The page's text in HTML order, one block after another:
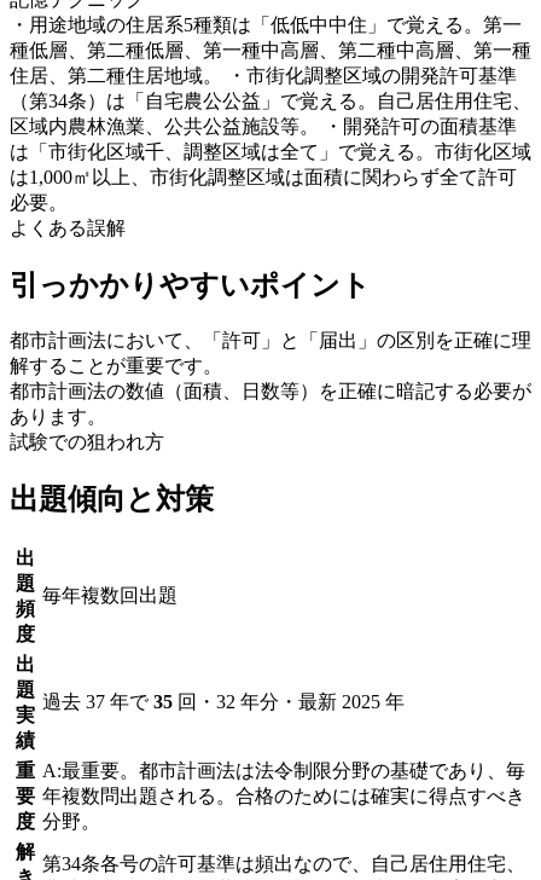
・ 用途地域の住居系5種類は「低低中中住」で覚える。第一
種低層、第二種低層、第一種中高層、第二種中高層、第一種
住居、第二種住居地域。 ・市街化調整区域の開発許可基準
（第34条）は「自宅農公公益」で覚える。自己居住用住宅、
区域内農林漁業、公共公益施設等。 ・開発許可の面積基準
は「市街化区域千、調整区域は全て」で覚える。市街化区域
は1,000㎡以上、市街化調整区域は面積に関わらず全て許可
必要。
よくある誤解
引っかかりやすいポイント
都市計画法において、「許可」と「届出」の区別を正確に理
解することが重要です。
都市計画法の数値（面積、日数等）を正確に暗記する必要が
あります。
試験での狙われ方
出題傾向と対策
出
題
頻
度
毎年複数回出題
出
題
実
績
過去 37 年で35 回・ 32 年分 ・最新 2025 年
重
要
度
A:最重要。都市計画法は法令制限分野の基礎であり、毎
年複数問出題される。合格のためには確実に得点すべき
分野。
解
第34条各号の許可基準は頻出なので、自己居住用住宅、